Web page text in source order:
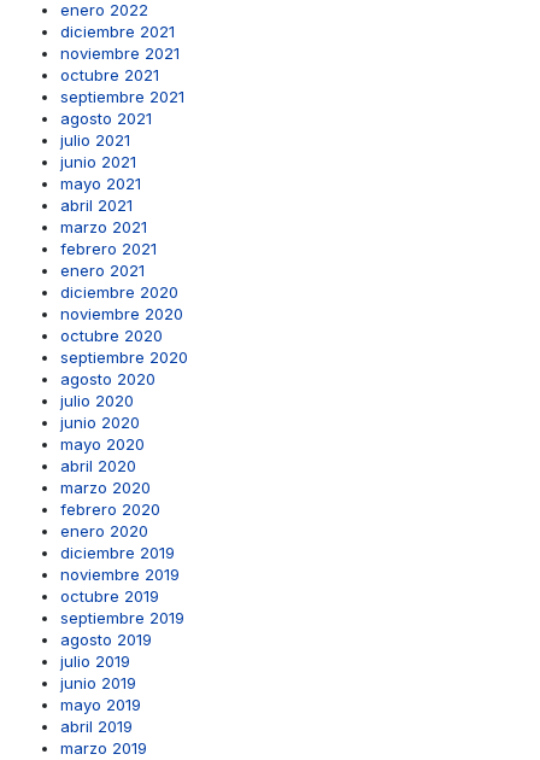
enero 2022
diciembre 2021
noviembre 2021
octubre 2021
septiembre 2021
agosto 2021
julio 2021
junio 2021
mayo 2021
abril 2021
marzo 2021
febrero 2021
enero 2021
diciembre 2020
noviembre 2020
octubre 2020
septiembre 2020
agosto 2020
julio 2020
junio 2020
mayo 2020
abril 2020
marzo 2020
febrero 2020
enero 2020
diciembre 2019
noviembre 2019
octubre 2019
septiembre 2019
agosto 2019
julio 2019
junio 2019
mayo 2019
abril 2019
marzo 2019